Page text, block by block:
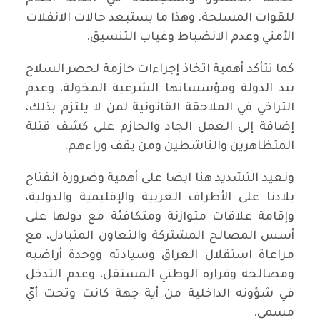
للقوات المسلحة. وهذا ما يستبعد حالات الانفلات
الأمني وعدم الانضباط وغياب التنسيق.
كما تتأكد أهمية اتخاذ إجراءات حازمة لحصر السلاح
بيد الدولة ومؤسساتها الشرعية المخولة، وعدم
التراخي في الملاحقة القانونية لمن لا يلتزم بذلك،
إضافة إلى العمل الجاد والحازم على كشف قتلة
المتظاهرين والناشطين ومن يقف وراءهم.
ونعيد التشديد هنا ايضا على أهمية وضرورة انفتاح
بلادنا على الأطراف العربية والإقليمية والدولية،
وإقامة علاقات متوازنة ومتكافئة مع دولها على
أسس المصالح المشتركة والتعاون المتبادل، مع
مراعاة استقلال العراق وسيادته ووحدة أراضيه
ومصالحه وقراره الوطني المستقل، وعدم التدخل
في شؤونه الداخلية من أية جهة كانت وتحت أيّ
مسمى.